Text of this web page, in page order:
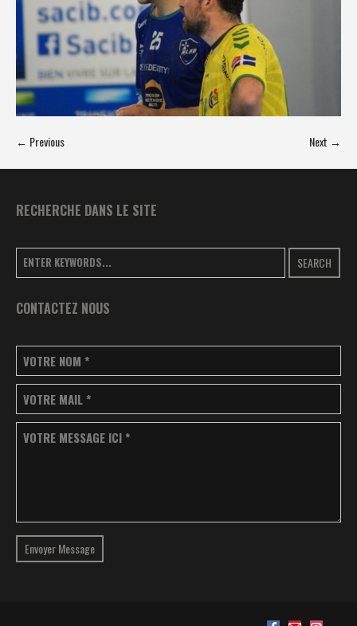
← Previous Next →
RECHERCHE DANS LE SITE
SEARCH
CONTACTEZ NOUS
VOTRE NOM *
VOTRE MAIL *
VOTRE MESSAGE ICI *
Envoyer Message